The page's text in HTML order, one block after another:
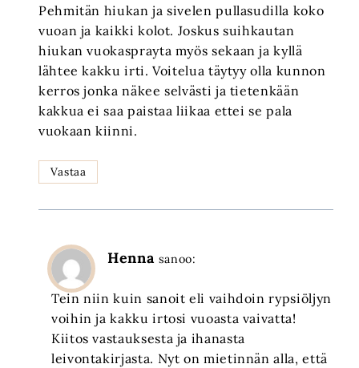
Pehmitän hiukan ja sivelen pullasudilla koko
vuoan ja kaikki kolot. Joskus suihkautan
hiukan vuokasprayta myös sekaan ja kyllä
lähtee kakku irti. Voitelua täytyy olla kunnon
kerros jonka näkee selvästi ja tietenkään
kakkua ei saa paistaa liikaa ettei se pala
vuokaan kiinni.
Vastaa
Henna sanoo:
Tein niin kuin sanoit eli vaihdoin rypsiöljyn
voihin ja kakku irtosi vuoasta vaivatta!
Kiitos vastauksesta ja ihanasta
leivontakirjasta. Nyt on mietinnän alla, että